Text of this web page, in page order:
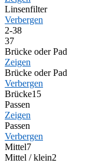
Linsenfilter
Verbergen
2-38
37
Brücke oder Pad
Zeigen
Brücke oder Pad
Verbergen
Brücke15
Passen
Zeigen
Passen
Verbergen
Mittel7
Mittel / klein2